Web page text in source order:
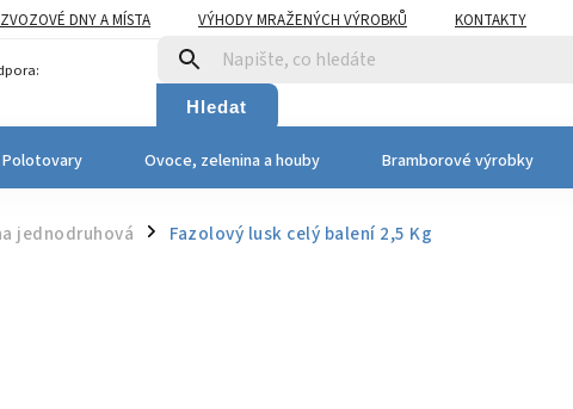
DNY A MÍSTA VÝHODY MRAŽENÝCH VÝROBKŮ KONTAKTY
Hledat
Polotovary Ovoce, zelenina a houby Bramborové výrobky
jednodruhová / Fazolový lusk celý balení 2,5 Kg